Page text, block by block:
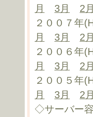
月
3月 2月
２００７年
月
3月 2月
２００６年
月
3月 2月
２００５年
月
3月 2月
◇サーバー